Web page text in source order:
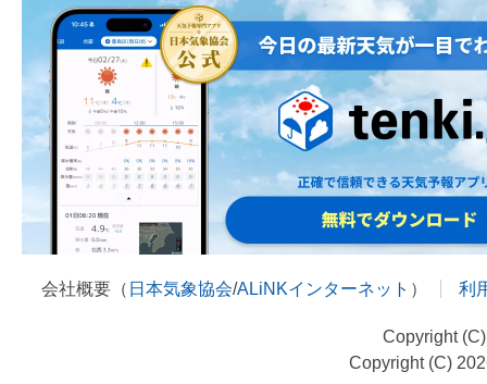
会社概要（ 日本気象協会/ALiNKインターネット ） 利
Copyright
Copyright (C)